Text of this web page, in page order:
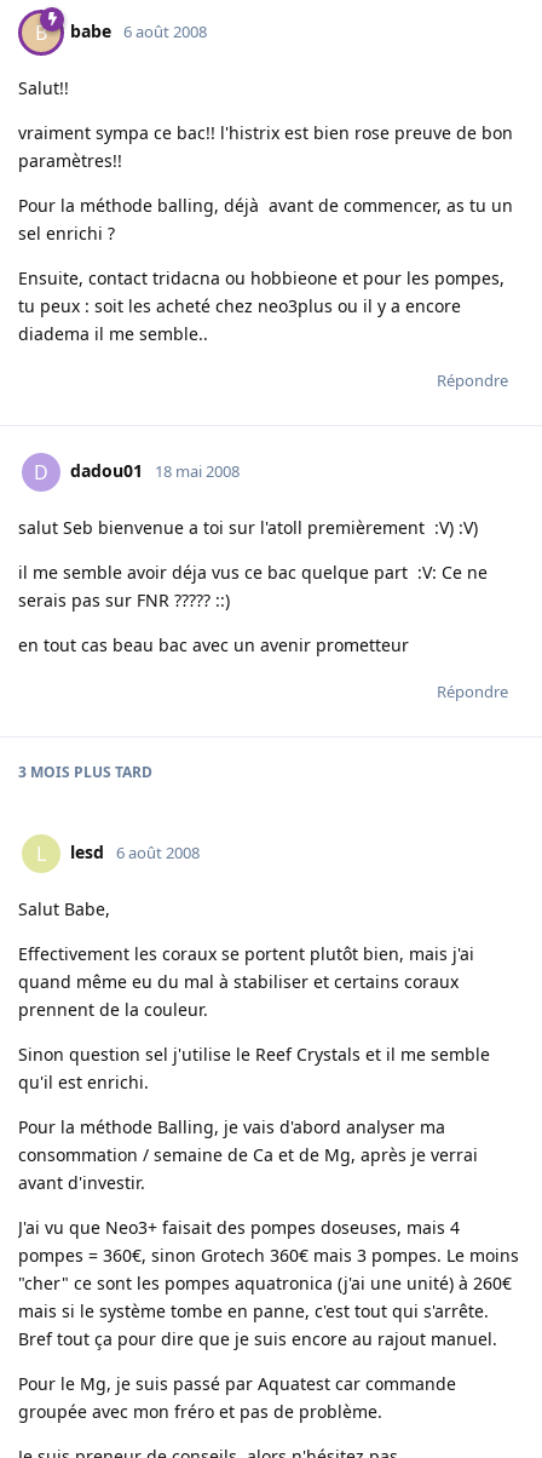
B babe 6 août 2008
Salut!!
vraiment sympa ce bac!! l'histrix est bien rose preuve de bon
paramètres!!
Pour la méthode balling, déjà avant de commencer, as tu un
sel enrichi ?
Ensuite, contact tridacna ou hobbieone et pour les pompes,
tu peux : soit les acheté chez neo3plus ou il y a encore
diadema il me semble..
Répondre
D dadou01 18 mai 2008
salut Seb bienvenue a toi sur l'atoll premièrement :V) :V)
il me semble avoir déja vus ce bac quelque part :V: Ce ne
serais pas sur FNR ????? ::)
en tout cas beau bac avec un avenir prometteur
Répondre
3 MOIS PLUS TARD
L lesd 6 août 2008
Salut Babe,
Effectivement les coraux se portent plutôt bien, mais j'ai
quand même eu du mal à stabiliser et certains coraux
prennent de la couleur.
Sinon question sel j'utilise le Reef Crystals et il me semble
qu'il est enrichi.
Pour la méthode Balling, je vais d'abord analyser ma
consommation / semaine de Ca et de Mg, après je verrai
avant d'investir.
J'ai vu que Neo3+ faisait des pompes doseuses, mais 4
pompes = 360€, sinon Grotech 360€ mais 3 pompes. Le moins
"cher" ce sont les pompes aquatronica (j'ai une unité) à 260€
mais si le système tombe en panne, c'est tout qui s'arrête.
Bref tout ça pour dire que je suis encore au rajout manuel.
Pour le Mg, je suis passé par Aquatest car commande
groupée avec mon fréro et pas de problème.